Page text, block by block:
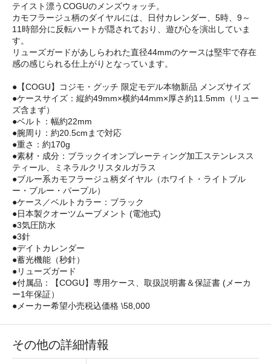
テイスト漂うCOGUのメンズウォッチ。
カモフラージュ柄のダイヤルには、日付カレンダー、5時、9～
11時部分に反転ハートが隠されており、遊び心を演出していま
す。
リューズガードがあしらわれた直径44mmのケースは堅牢で存在
感の感じられる仕上がりとなっています。
●【COGU】コジモ・グッチ 限定モデル本物新品 メンズサイズ
●ケースサイズ：縦約49mm×横約44mm×厚さ約11.5mm（リュー
ズ含まず）
●ベルト：幅約22mm
●腕周り：約20.5cmまで対応
●重さ：約170g
●素材・成分：ブラックイオンプレーティング加工ステンレスス
ティール、ミネラルクリスタルガラス
●ブルー系カモフラージュ柄ダイヤル（ホワイト・ライトブル
ー・ブルー・パープル）
●ケース／ベルトカラー：ブラック
●日本製クオーツムーブメント (電池式)
●3気圧防水
●3針
●デイトカレンダー
●蓄光機能（秒針）
●リューズガード
●付属品：【COGU】専用ケース、取扱説明書＆保証書 (メーカ
ー1年保証）
●メーカー希望小売税込価格 \58,000
その他の詳細情報